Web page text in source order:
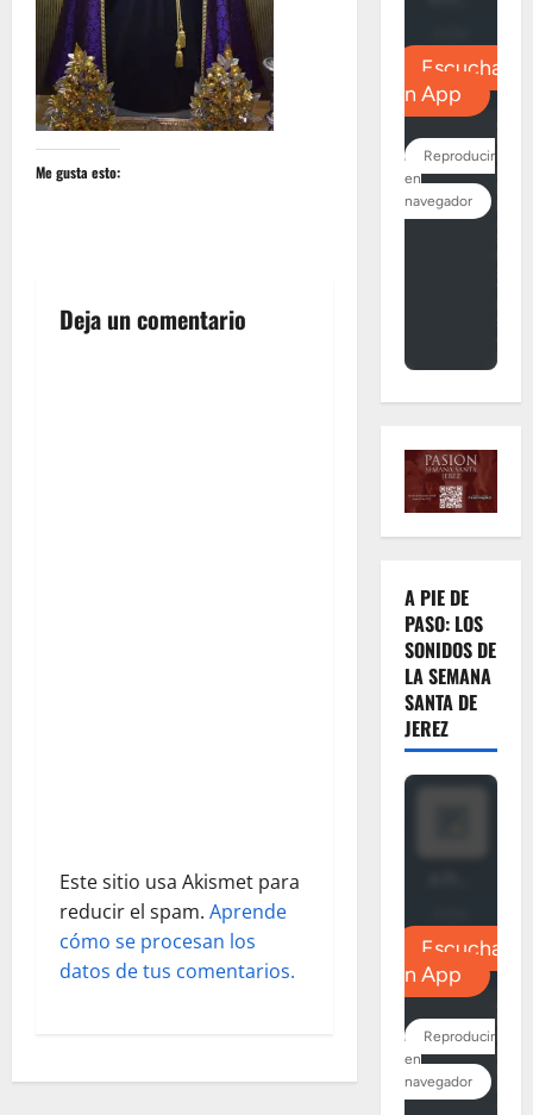
Me gusta esto:
Deja un comentario
Este sitio usa Akismet para
reducir el spam. Aprende
cómo se procesan los
datos de tus comentarios.
A PIE DE
PASO: LOS
SONIDOS DE
LA SEMANA
SANTA DE
JEREZ